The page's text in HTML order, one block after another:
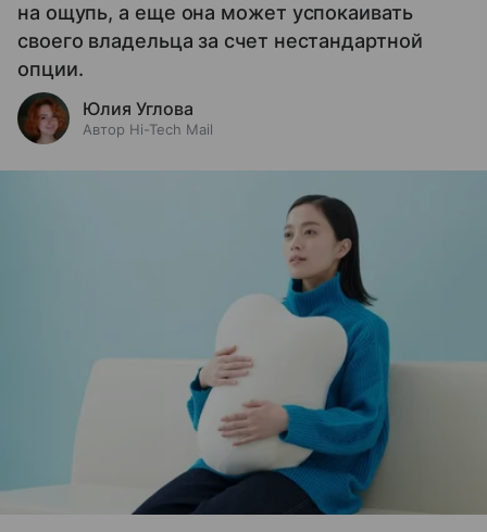
на ощупь, а еще она может успокаивать
своего владельца за счет нестандартной
опции.
Юлия Углова
Автор Hi-Tech Mail